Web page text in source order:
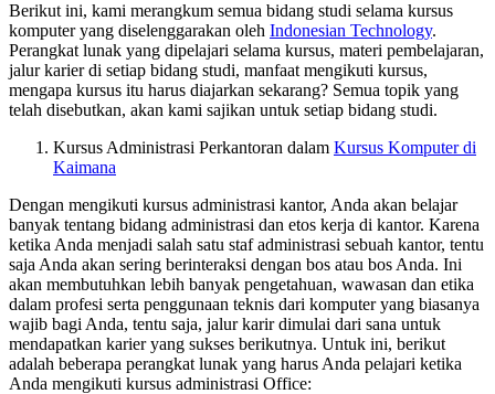
Berikut ini, kami merangkum semua bidang studi selama kursus
komputer yang diselenggarakan oleh Indonesian Technology.
Perangkat lunak yang dipelajari selama kursus, materi pembelajaran,
jalur karier di setiap bidang studi, manfaat mengikuti kursus,
mengapa kursus itu harus diajarkan sekarang? Semua topik yang
telah disebutkan, akan kami sajikan untuk setiap bidang studi.
Kursus Administrasi Perkantoran dalam Kursus Komputer di
Kaimana
Dengan mengikuti kursus administrasi kantor, Anda akan belajar
banyak tentang bidang administrasi dan etos kerja di kantor. Karena
ketika Anda menjadi salah satu staf administrasi sebuah kantor, tentu
saja Anda akan sering berinteraksi dengan bos atau bos Anda. Ini
akan membutuhkan lebih banyak pengetahuan, wawasan dan etika
dalam profesi serta penggunaan teknis dari komputer yang biasanya
wajib bagi Anda, tentu saja, jalur karir dimulai dari sana untuk
mendapatkan karier yang sukses berikutnya. Untuk ini, berikut
adalah beberapa perangkat lunak yang harus Anda pelajari ketika
Anda mengikuti kursus administrasi Office: